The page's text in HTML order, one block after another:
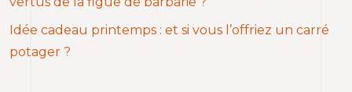
Idée cadeau printemps : et si vous l’offriez un carré
potager ?